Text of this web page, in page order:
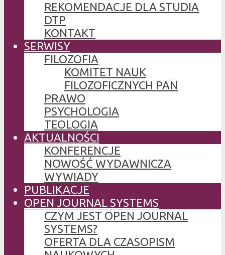
REKOMENDACJE DLA STUDIA
DTP
KONTAKT
SERWISY
FILOZOFIA
KOMITET NAUK
FILOZOFICZNYCH PAN
PRAWO
PSYCHOLOGIA
TEOLOGIA
AKTUALNOŚCI
KONFERENCJE
NOWOŚĆ WYDAWNICZA
WYWIADY
PUBLIKACJE
OPEN JOURNAL SYSTEMS
CZYM JEST OPEN JOURNAL
SYSTEMS?
OFERTA DLA CZASOPISM